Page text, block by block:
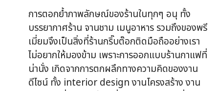
การตอกย้ำภาพลักษณ์ของร้านในทุกๆ อนุ ทั้ง
บรรยากาศร้าน จานชาม เมนูอาหาร รวมถึงของพรี
เมี่ยมจึงเป็นสิ่งที่ร้านกริ๊บต๊อกติดมือถืออย่างเรา
ไม่อยากให้มองข้าม เพราะการออกแบบร้านกาแฟที่
น่านั่ง เกิดจากการตกผลึกทางความคิดของงาน
ดีไซน์ ทั้ง interior design งานโครงสร้าง งาน